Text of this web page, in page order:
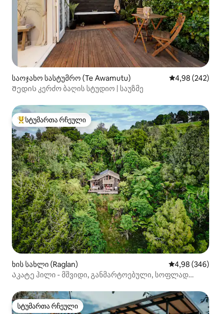
საოჯახო სასტუმრო (Te Awamutu) საშუალო
4,98 (242)
Შედის კერძო ბაღის სტუდიო | საუზმე
სტუმართა რჩეული მოწინავე ვარიანტი
სტუმართა რჩეული
ხის სახლი (Raglan) საშუალო
4,98 (346)
Აკატე ჰილი - მშვიდი, განმარტოებული, სოფლად
სტუმართა რჩეული
სტუმართა რჩეული